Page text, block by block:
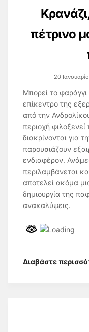
πέτρινο
20
Μπορεί το
επίκεντρο της
από την
περιοχή
διακρίνονται για
παρουσιάζουν
ενδιαφέρον.
περιλαμβάνεται
αποτελεί ακόμα
δημιουργία της
ανακαλύψεις.
Διαβάστε